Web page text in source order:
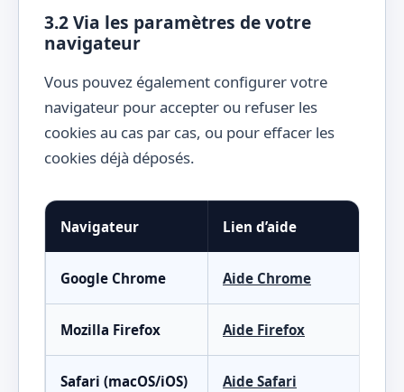
3.2 Via les paramètres de votre
navigateur
Vous pouvez également configurer votre
navigateur pour accepter ou refuser les
cookies au cas par cas, ou pour effacer les
cookies déjà déposés.
Navigateur Lien d’aide
Google Chrome Aide Chrome
Mozilla Firefox Aide Firefox
Safari (macOS/iOS) Aide Safari